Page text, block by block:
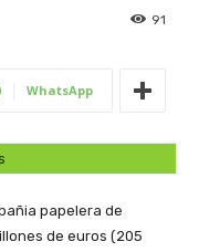
91
WhatsApp
papelera de
de euros (205